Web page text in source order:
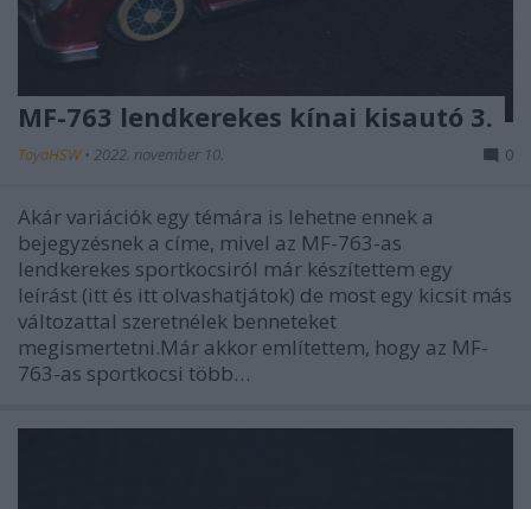
MF-763 lendkerekes kínai kisautó 3.
ToyaHSW • 2022. november 10. 0
Akár variációk egy témára is lehetne ennek a
bejegyzésnek a címe, mivel az MF-763-as
lendkerekes sportkocsiról már készítettem egy
leírást (itt és itt olvashatjátok) de most egy kicsit más
változattal szeretnélek benneteket
megismertetni.Már akkor említettem, hogy az MF-
763-as sportkocsi több…